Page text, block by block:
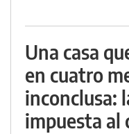
Una casa
en cuatro
inconclusa:
impuesta al